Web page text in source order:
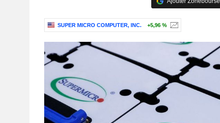
SUPER MICRO COMPUTER, INC. +5,96 %